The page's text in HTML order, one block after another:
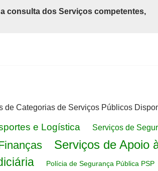
consulta dos Serviços competentes,
de Categorias de Serviços Públicos
e Logística Serviços de
Serviços de Apoio
Polícia de Segurança Pública PSP